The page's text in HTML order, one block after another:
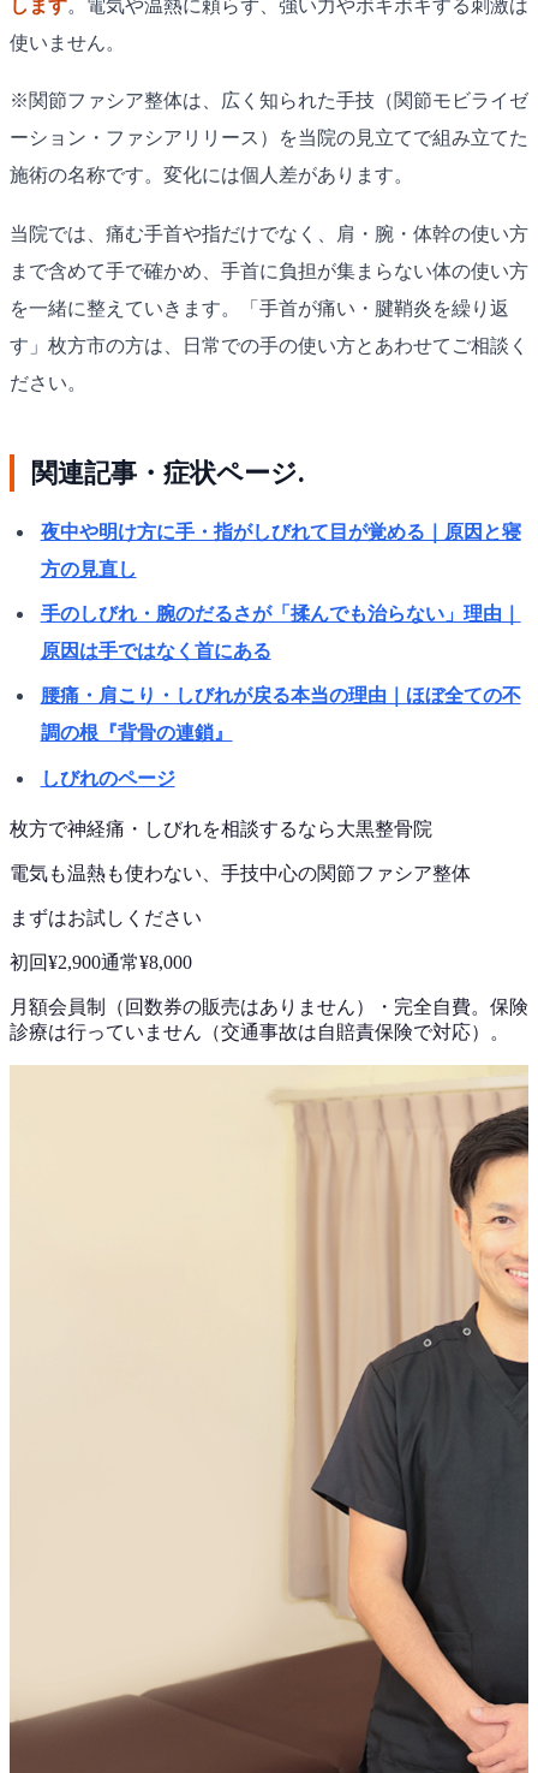
します。電気や温熱に頼らず、強い力やボキボキする刺激は
使いません。
※関節ファシア整体は、広く知られた手技（関節モビライゼ
ーション・ファシアリリース）を当院の見立てで組み立てた
施術の名称です。変化には個人差があります。
当院では、痛む手首や指だけでなく、肩・腕・体幹の使い方
まで含めて手で確かめ、手首に負担が集まらない体の使い方
を一緒に整えていきます。「手首が痛い・腱鞘炎を繰り返
す」枚方市の方は、日常での手の使い方とあわせてご相談く
ださい。
関連記事・症状ページ.
夜中や明け方に手・指がしびれて目が覚める｜原因と寝
方の見直し
手のしびれ・腕のだるさが「揉んでも治らない」理由｜
原因は手ではなく首にある
腰痛・肩こり・しびれが戻る本当の理由｜ほぼ全ての不
調の根『背骨の連鎖』
しびれのページ
枚方で神経痛・しびれを相談するなら大黒整骨院
電気も温熱も使わない、手技中心の関節ファシア整体
まずはお試しください
初回¥2,900通常¥8,000
月額会員制（回数券の販売はありません） ・ 完全自費。保険
診療は行っていません（交通事故は自賠責保険で対応）。